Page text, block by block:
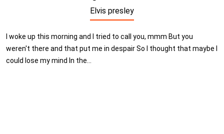
Elvis presley
I woke up this morning and I tried to call you, mmm But you
weren't there and that put me in despair So I thought that maybe I
could lose my mind In the...